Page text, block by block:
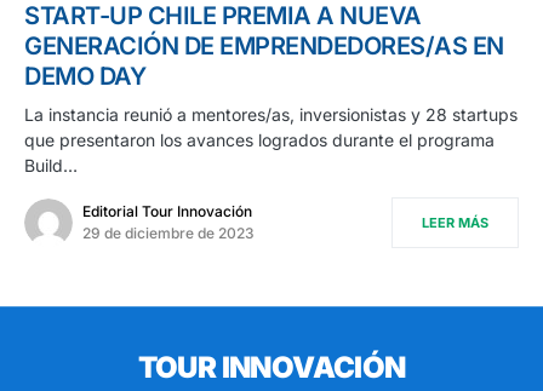
START-UP CHILE PREMIA A NUEVA
GENERACIÓN DE EMPRENDEDORES/AS EN
DEMO DAY
La instancia reunió a mentores/as, inversionistas y 28 startups
que presentaron los avances logrados durante el programa
Build…
Editorial Tour Innovación
29 de diciembre de 2023
LEER MÁS
TOUR INNOVACIÓN